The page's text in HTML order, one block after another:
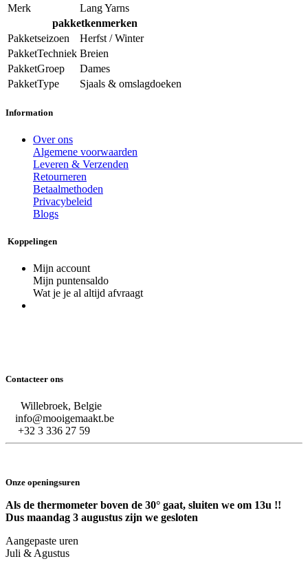
Merk
Lang Yarns
pakketkenmerken
Pakketseizoen
Herfst / Winter
PakketTechniek Breien
PakketGroep
Dames
PakketType
Sjaals & omslagdoeken
Information
Over ons
Algemene voorwaarden
Leveren & Verzenden
Retourneren
Betaalmethoden
Privacybeleid
Blogs
Koppelingen
Mijn account
Mijn puntensaldo
Wat je je al altijd afvraagt
Contacteer ons
Willebroek, Belgie
info@mooigemaakt.be
+32 3 336 27 59
Onze openingsuren
Als de thermometer boven de 30° gaat, sluiten we om 13u !!
Dus maandag 3 augustus zijn we gesloten
Aangepaste uren
Juli & Agustus